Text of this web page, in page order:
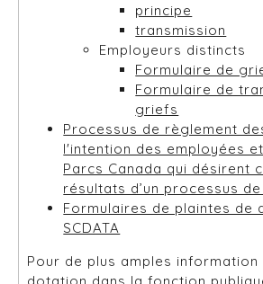
principe
transmission
Employeurs distincts
Formulaire de
Formulaire de
griefs
Processus de règlement
l'intention des employées
Parcs Canada qui désirent
résultats d’un processus de
Formulaires de plaintes de
SCDATA
Pour de plus amples information
dotation dans la fonction